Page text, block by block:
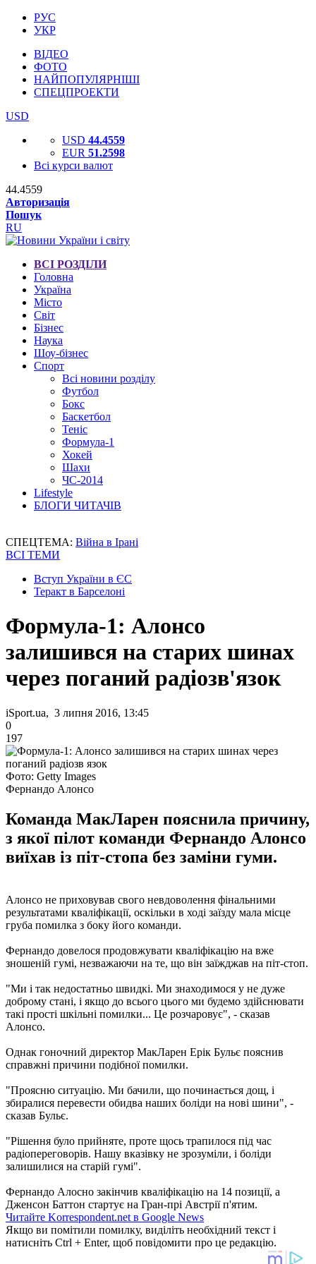
РУС
УКР
ВІДЕО
ФОТО
НАЙПОПУЛЯРНІШІ
СПЕЦПРОЕКТИ
USD
USD 44.4559
EUR 51.2598
Всі курси валют
44.4559
Авторизація
Пошук
RU
ВСІ РОЗДІЛИ
Головна
Україна
Місто
Світ
Бізнес
Наука
Шоу-бізнес
Спорт
Всі новини розділу
Футбол
Бокс
Баскетбол
Теніс
Формула-1
Хокей
Шахи
ЧС-2014
Lifestyle
БЛОГИ ЧИТАЧІВ
СПЕЦТЕМА: Війна в Ірані
ВСІ ТЕМИ
Вступ України в ЄС
Теракт в Барселоні
Формула-1: Алонсо
залишився на старих шинах
через поганий радіозв'язок
iSport.ua, 3 липня 2016, 13:45
0
197
Фото: Getty Images
Фернандо Алонсо
Команда МакЛарен пояснила причину,
з якої пілот команди Фернандо Алонсо
виїхав із піт-стопа без заміни гуми.
Алонсо не приховував свого невдоволення фінальними
результатами кваліфікації, оскільки в ході заїзду мала місце
груба помилка з боку його команди.
Фернандо довелося продовжувати кваліфікацію на вже
зношеній гумі, незважаючи на те, що він заїжджав на піт-стоп.
"Ми і так недостатньо швидкі. Ми знаходимося у не дуже
доброму стані, і якщо до всього цього ми будемо здійснювати
такі прості шкільні помилки... Це розчаровує", - сказав
Алонсо.
Однак гоночний директор МакЛарен Ерік Бульє пояснив
справжні причини подібної помилки.
"Проясню ситуацію. Ми бачили, що починається дощ, і
збиралися перевести обидва наших боліди на нові шини", -
сказав Бульє.
"Рішення було прийняте, проте щось трапилося під час
радіопереговорів. Нашу вказівку не зрозуміли, і боліди
залишилися на старій гумі".
Фернандо Алосно закінчив кваліфікацію на 14 позиції, а
Дженсон Баттон стартує на Гран-прі Австрії п'ятим.
Читайте Korrespondent.net в Google News
Якщо ви помітили помилку, виділіть необхідний текст і
натисніть Ctrl + Enter, щоб повідомити про це редакцію.